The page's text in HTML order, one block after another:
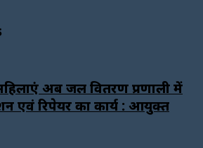
अब जल वितरण प्रणाली में
एवं रिपेयर का कार्य : आयुक्त